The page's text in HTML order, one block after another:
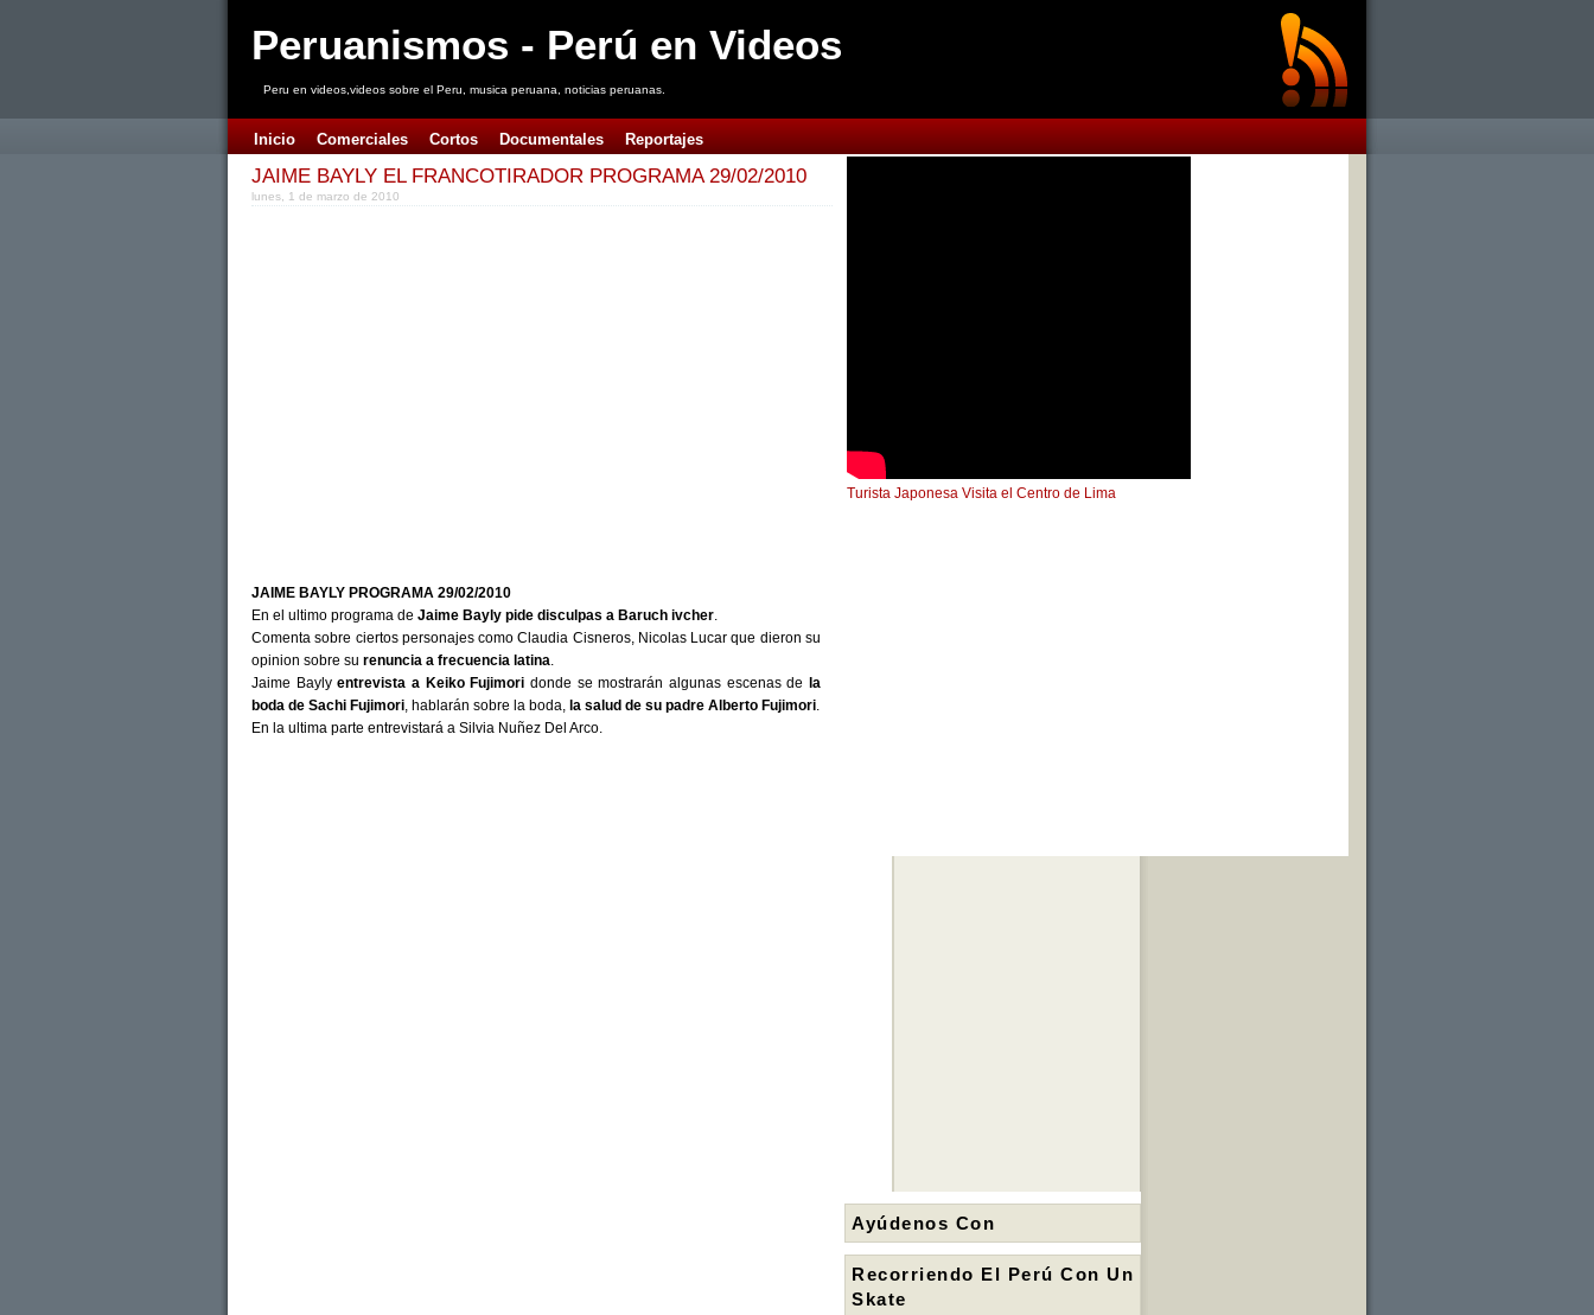
Peruanismos - Perú en Videos
Peru en videos,videos sobre el Peru, musica peruana, noticias peruanas.
Inicio Comerciales Cortos Documentales Reportajes
JAIME BAYLY EL FRANCOTIRADOR PROGRAMA 29/02/2010
lunes, 1 de marzo de 2010
JAIME BAYLY PROGRAMA 29/02/2010
En el ultimo programa de Jaime Bayly pide disculpas a Baruch ivcher.
Comenta sobre ciertos personajes como Claudia Cisneros, Nicolas Lucar que dieron su
opinion sobre su renuncia a frecuencia latina.
Jaime Baylyentrevista a Keiko Fujimori donde se mostrarán algunas escenas de
la
boda de Sachi Fujimori, hablarán sobre la boda, la salud de su padre Alberto Fujimori.
En la ultima parte entrevistará a Silvia Nuñez Del Arco.
Turista Japonesa Visita el Centro de Lima
Ayúdenos Con
Recorriendo El Perú Con Un
Skate